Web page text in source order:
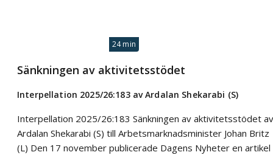
24 min
Sänkningen av aktivitetsstödet
Interpellation 2025/26:183 av Ardalan Shekarabi (S)
Interpellation 2025/26:183 Sänkningen av aktivitetsstödet av
Ardalan Shekarabi (S) till Arbetsmarknadsminister Johan Britz
(L) Den 17 november publicerade Dagens Nyheter en artikel